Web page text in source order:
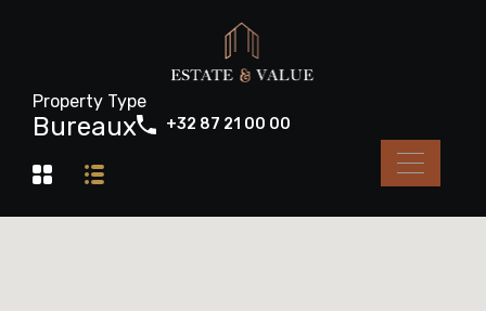
+32 87 21 00 00
Property Type
Bureaux